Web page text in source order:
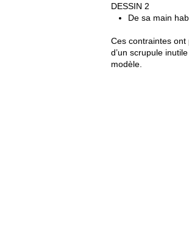
DESSIN 2
De sa main
Ces contraintes
d’un scrupule
modèle.